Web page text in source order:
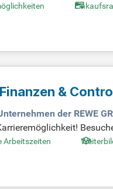
Du
&
der REWE
geht's zur Anzeige:
Arbeitszeiten